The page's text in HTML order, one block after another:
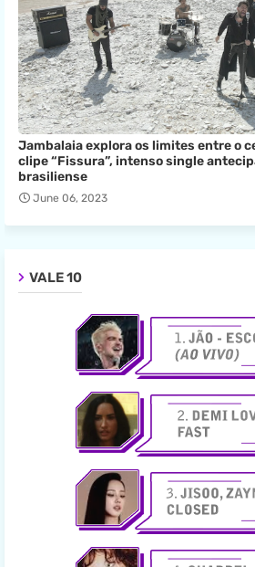
Jambalaia explora os limites entre o
clipe “Fissura”, intenso single
brasiliense
June 06, 2023
VALE 10